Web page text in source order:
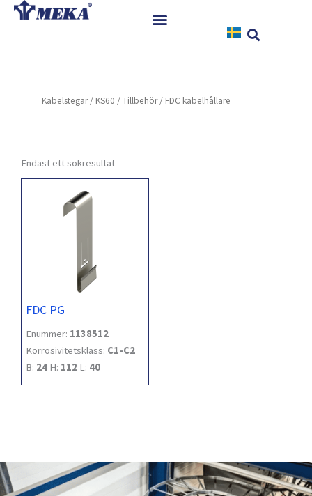
Hoppa
Referenser
Kabelstegar/ KS60 /Tillbehör/ FDC kabelhållare
Endast ett sökresultat
FDC PG
Enummer: 1138512
Korrosivitetsklass: C1-C2
B: 24 H: 112 L: 40